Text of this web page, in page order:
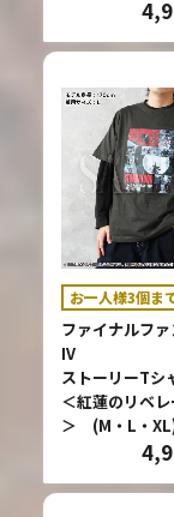
お一人様3個ま
ファイナルフ
IV
ストーリーTシ
＜紅蓮のリベ
＞ (M・L・